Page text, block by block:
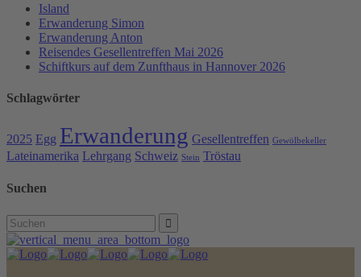
Island
Erwanderung Simon
Erwanderung Anton
Reisendes Gesellentreffen Mai 2026
Schiftkurs auf dem Zunfthaus in Hannover 2026
Schlagwörter
2025 Egg Erwanderung Gesellentreffen Gewölbekeller
Lateinamerika Lehrgang Schweiz Stein Tröstau
Suchen
Search
for: